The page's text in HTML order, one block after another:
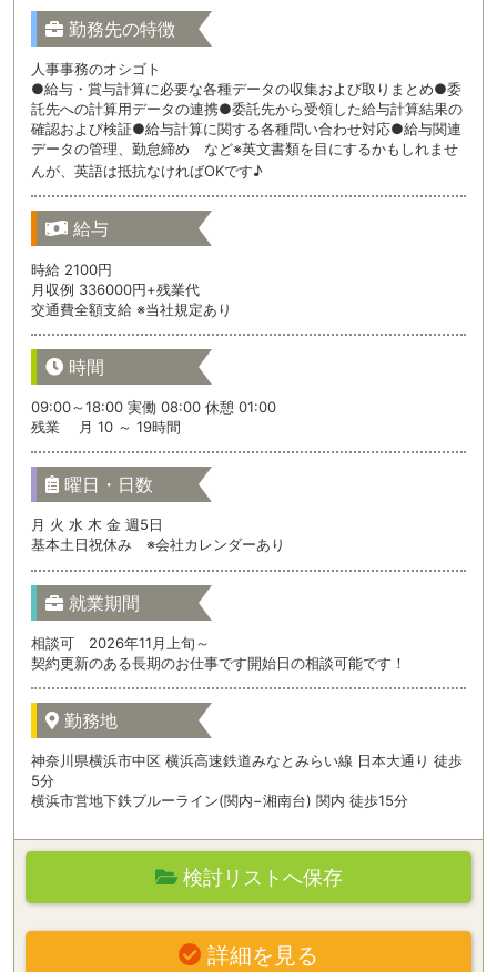
勤務先の特徴
人事事務のオシゴト
●給与・賞与計算に必要な各種データの収集および取りまとめ●委
託先への計算用データの連携●委託先から受領した給与計算結果の
確認および検証●給与計算に関する各種問い合わせ対応●給与関連
データの管理、勤怠締め など※英文書類を目にするかもしれませ
んが、英語は抵抗なければOKです♪
給与
時給 2100円
月収例 336000円+残業代
交通費全額支給 ※当社規定あり
時間
09:00～18:00 実働 08:00 休憩 01:00
残業 月 10 ～ 19時間
曜日・日数
月 火 水 木 金 週5日
基本土日祝休み ※会社カレンダーあり
就業期間
相談可 2026年11月上旬～
契約更新のある長期のお仕事です開始日の相談可能です！
勤務地
神奈川県横浜市中区 横浜高速鉄道みなとみらい線 日本大通り 徒歩
5分
横浜市営地下鉄ブルーライン(関内−湘南台) 関内 徒歩15分
検討リストへ保存
詳細を見る